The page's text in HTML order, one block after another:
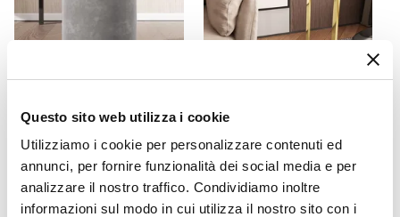
Questo sito web utilizza i cookie
Utilizziamo i cookie per personalizzare contenuti ed
annunci, per fornire funzionalità dei social media e per
analizzare il nostro traffico. Condividiamo inoltre
informazioni sul modo in cui utilizza il nostro sito con i
CODICE:ELE-P1G
Pouf 35 cm effetto velluto
grigio con base oro - Elenor
CODICE:
Tavolino 40x60h cm in
acciaio oro con piano in
vetro - Guvia